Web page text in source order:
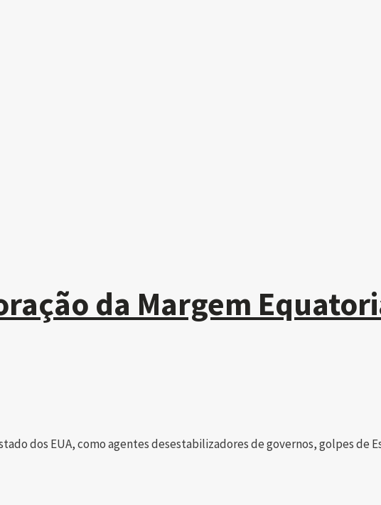
da Margem
dos EUA, como agentes desestabilizadores de governos, golpes de